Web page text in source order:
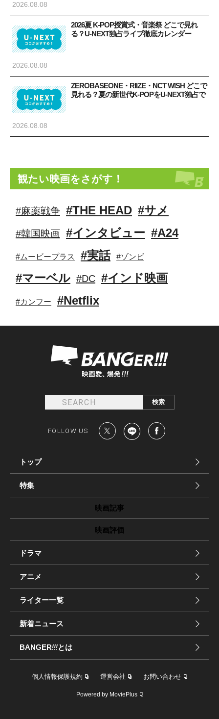
2026.08.08
2026夏 K-POP授賞式・音楽祭 どこで見れ
る？U-NEXT独占ライブ徹底カレンダー
2026.08.08
ZEROBASEONE・RIIZE・NCT WISH どこで
見れる？夏の新世代K-POPをU-NEXT独占で
2026.08.08
観たい映画をさがす！
#麻薬戦争 #THE HEAD #サメ
#韓国映画 #インタビュー #A24
#ムービープラス #実話 #ゾンビ
#マーベル #DC #インド映画
#カンフー #Netflix
FOLLOW US
トップ
特集
映画記事
映画評価
ドラマ
アニメ
ライター一覧
新着ニュース
BANGER!!!とは
個人情報保護規約 運営会社 お問い合わせ
Powered by MoviePlus